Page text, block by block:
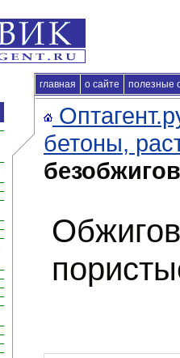
главная о сайте полезные
Главная|продажа
бетоны,